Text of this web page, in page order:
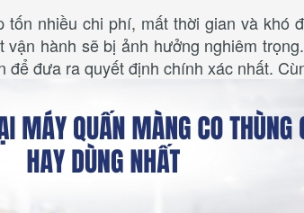
nhiều chi phí, mất thời gian và khó
hành sẽ bị ảnh hưởng nghiêm
đưa ra quyết định chính xác nhất.